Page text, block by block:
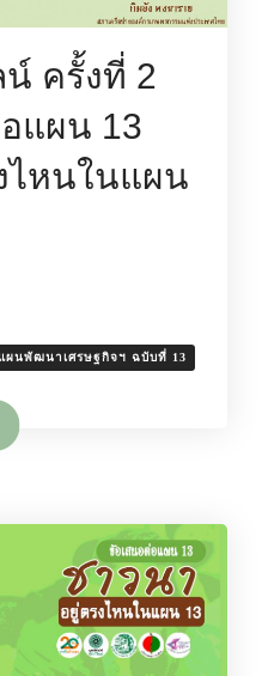
ครั้งที่ 2
แผน 13
ไหนในแผน
แผนพัฒนาเศรษฐกิจฯ ฉบับที่ 13